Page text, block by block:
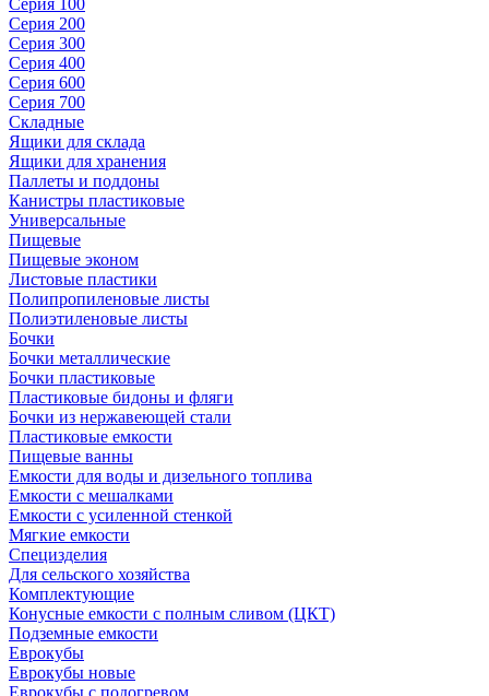
Серия 100
Серия 200
Серия 300
Серия 400
Серия 600
Серия 700
Складные
Ящики для склада
Ящики для хранения
Паллеты и поддоны
Канистры пластиковые
Универсальные
Пищевые
Пищевые эконом
Листовые пластики
Полипропиленовые листы
Полиэтиленовые листы
Бочки
Бочки металлические
Бочки пластиковые
Пластиковые бидоны и фляги
Бочки из нержавеющей стали
Пластиковые емкости
Пищевые ванны
Емкости для воды и дизельного топлива
Емкости с мешалками
Емкости с усиленной стенкой
Мягкие емкости
Специзделия
Для сельского хозяйства
Комплектующие
Конусные емкости с полным сливом (ЦКТ)
Подземные емкости
Еврокубы
Еврокубы новые
Еврокубы с подогревом